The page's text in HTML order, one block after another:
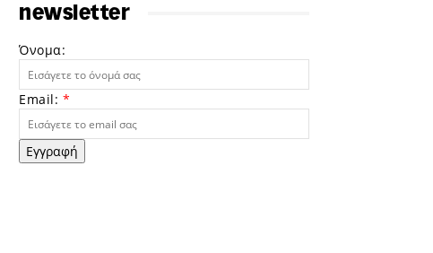
newsletter
Όνομα:
Email: *
Εγγραφή